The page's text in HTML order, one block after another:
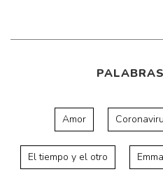
Amor
El tiempo y el otro